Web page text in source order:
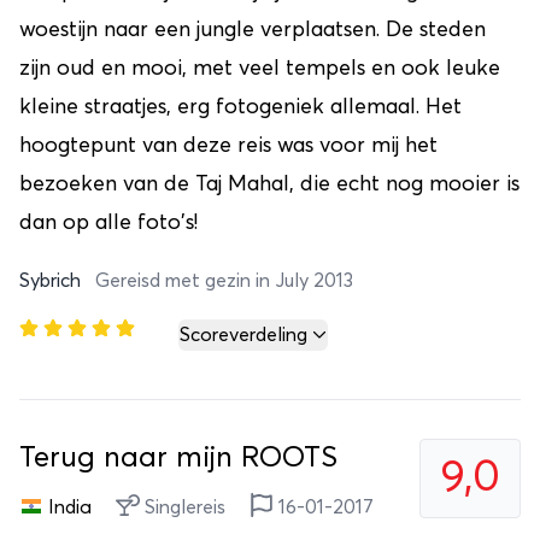
woestijn naar een jungle verplaatsen. De steden
zijn oud en mooi, met veel tempels en ook leuke
kleine straatjes, erg fotogeniek allemaal. Het
hoogtepunt van deze reis was voor mij het
bezoeken van de Taj Mahal, die echt nog mooier is
dan op alle foto's!
Sybrich Gereisd met gezin in July 2013
Scoreverdeling
9,0
Terug naar mijn ROOTS
India Singlereis 16-01-2017